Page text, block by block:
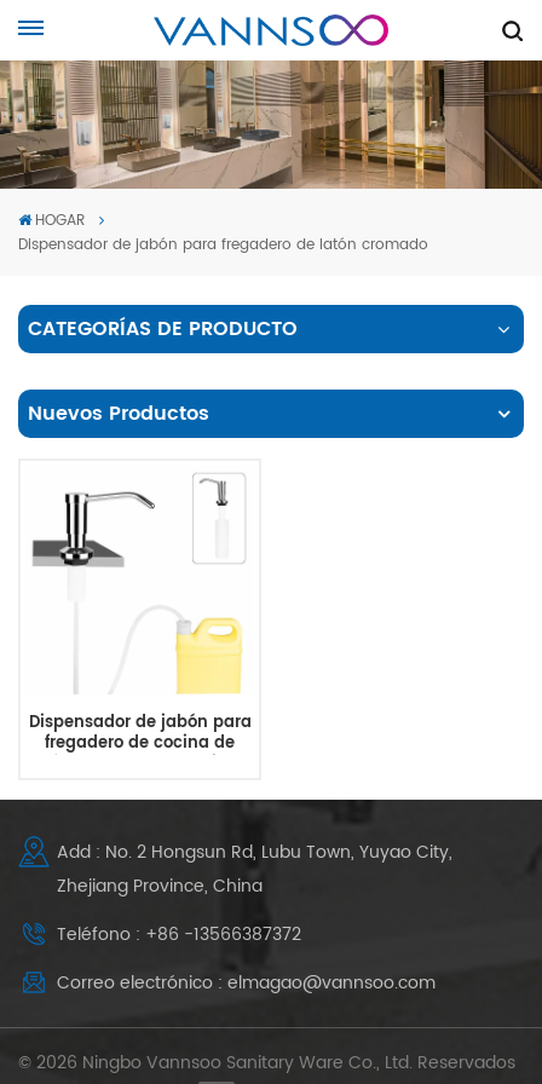
HOGAR
Dispensador de jabón para fregadero de latón cromado
CATEGORÍAS DE PRODUCTO
Nuevos Productos
Dispensador de jabón para
fregadero de cocina de
latón cromado, montaje en
extendido
Add : No. 2 Hongsun Rd, Lubu Town, Yuyao City,
Zhejiang Province, China
Teléfono : +86 -13566387372
Correo electrónico : elmagao@vannsoo.com
© 2026 Ningbo Vannsoo Sanitary Ware Co., Ltd. Reservados